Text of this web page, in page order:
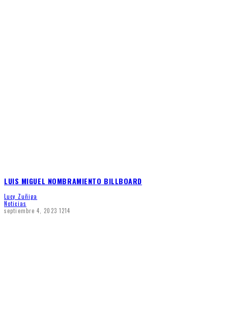
LUIS MIGUEL NOMBRAMIENTO BILLBOARD
Lucy Zuñiga
Noticias
septiembre 4, 2023 1214